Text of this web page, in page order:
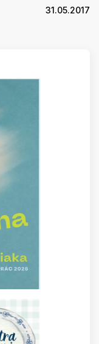
31.05.2017